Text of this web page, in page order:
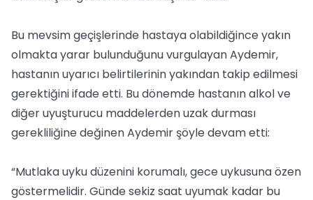
Bu mevsim geçişlerinde hastaya olabildiğince yakın
olmakta yarar bulunduğunu vurgulayan Aydemir,
hastanın uyarıcı belirtilerinin yakından takip edilmesi
gerektiğini ifade etti. Bu dönemde hastanın alkol ve
diğer uyuşturucu maddelerden uzak durması
gerekliliğine değinen Aydemir şöyle devam etti:
“Mutlaka uyku düzenini korumalı, gece uykusuna özen
göstermelidir. Günde sekiz saat uyumak kadar bu